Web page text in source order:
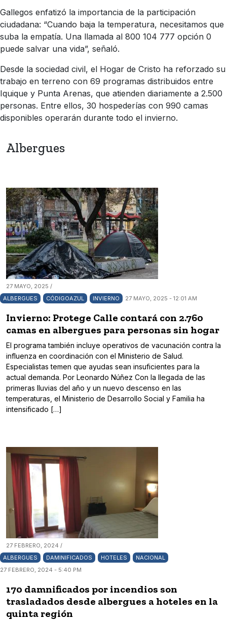
Gallegos enfatizó la importancia de la participación
ciudadana: “Cuando baja la temperatura, necesitamos que
suba la empatía. Una llamada al 800 104 777 opción 0
puede salvar una vida”, señaló.
Desde la sociedad civil, el Hogar de Cristo ha reforzado su
trabajo en terreno con 69 programas distribuidos entre
Iquique y Punta Arenas, que atienden diariamente a 2.500
personas. Entre ellos, 30 hospederías con 990 camas
disponibles operarán durante todo el invierno.
Albergues
27 MAYO, 2025 /
ALBERGUES
CÓDIGOAZUL INVIERNO 27 MAYO, 2025 - 12:01 AM
Invierno: Protege Calle contará con 2.760
camas en albergues para personas sin hogar
El programa también incluye operativos de vacunación contra la
influenza en coordinación con el Ministerio de Salud.
Especialistas temen que ayudas sean insuficientes para la
actual demanda. Por Leonardo Núñez Con la llegada de las
primeras lluvias del año y un nuevo descenso en las
temperaturas, el Ministerio de Desarrollo Social y Familia ha
intensificado […]
27 FEBRERO, 2024 /
ALBERGUES
DAMINIFICADOS HOTELES
NACIONAL
27 FEBRERO, 2024 - 5:40 PM
170 damnificados por incendios son
trasladados desde albergues a hoteles en la
quinta región